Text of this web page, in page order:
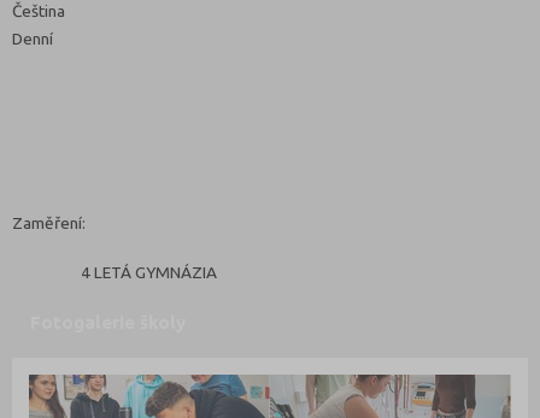
Čeština
Denní
Zaměření:
4 LETÁ GYMNÁZIA